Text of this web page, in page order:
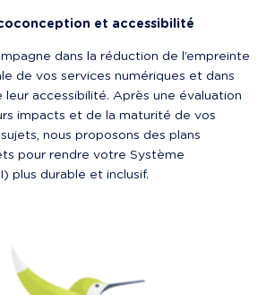
et accessibilité
dans la réduction de l’empreinte
de vos services numériques et dans
leur accessibilité. Après une évaluation
impacts et de la maturité de vos
nous proposons des plans
pour rendre votre Système
plus durable et inclusif.